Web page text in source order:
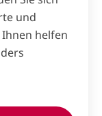
und
helfen